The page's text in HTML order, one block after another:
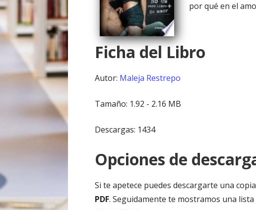
por qué en el
Ficha del Libro
Autor: Maleja Restrepo
Tamaño: 1.92 - 2.16 MB
Descargas: 1434
Opciones de
Si te apetece puedes descargarte una
PDF. Seguidamente te mostramos una